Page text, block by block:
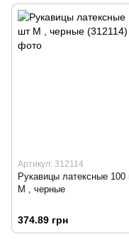
Артикул: 312114
Рукавицы латексные 100
M , черные
374.89 грн